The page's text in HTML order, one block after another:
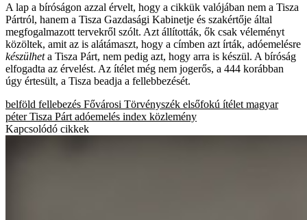
A lap a bíróságon azzal érvelt, hogy a cikkük valójában nem a Tisza
Pártról, hanem a Tisza Gazdasági Kabinetje és szakértője által
megfogalmazott tervekről szólt. Azt állították, ők csak véleményt
közöltek, amit az is alátámaszt, hogy a címben azt írták, adóemelésre
készülheta Tisza Párt, nem pedig azt, hogy arra is készül. A bíróság
elfogadta az érvelést. Az ítélet még nem jogerős, a 444 korábban
úgy értesült, a Tisza beadja a fellebbezését.
belföld fellebezés Fővárosi Törvényszék elsőfokú ítélet magyar
péter Tisza Párt adóemelés index közlemény
Kapcsolódó cikkek